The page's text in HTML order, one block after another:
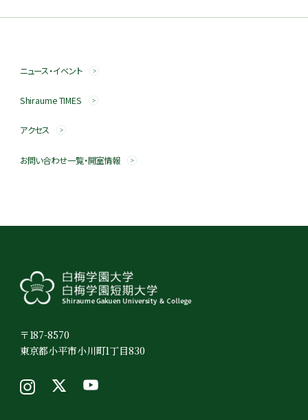
ニュース・イベント
Shiraume TIMES
アクセス
お問い合わせ一覧・開室情報
〒187-8570
東京都小平市小川町1丁目830